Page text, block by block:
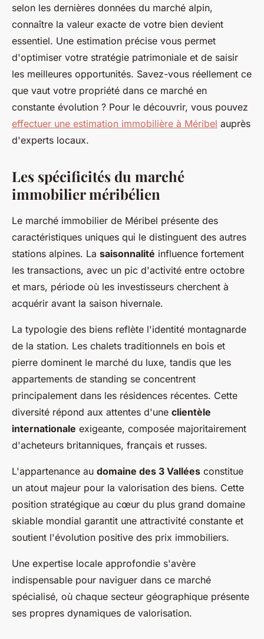
selon les dernières données du marché alpin,
connaître la valeur exacte de votre bien devient
essentiel. Une estimation précise vous permet
d'optimiser votre stratégie patrimoniale et de saisir
les meilleures opportunités. Savez-vous réellement ce
que vaut votre propriété dans ce marché en
constante évolution ? Pour le découvrir, vous pouvez
effectuer une estimation immobilière à Méribel auprès
d'experts locaux.
Les spécificités du marché
immobilier méribélien
Le marché immobilier de Méribel présente des
caractéristiques uniques qui le distinguent des autres
stations alpines. La saisonnalité influence fortement
les transactions, avec un pic d'activité entre octobre
et mars, période où les investisseurs cherchent à
acquérir avant la saison hivernale.
La typologie des biens reflète l'identité montagnarde
de la station. Les chalets traditionnels en bois et
pierre dominent le marché du luxe, tandis que les
appartements de standing se concentrent
principalement dans les résidences récentes. Cette
diversité répond aux attentes d'une clientèle
internationale exigeante, composée majoritairement
d'acheteurs britanniques, français et russes.
L'appartenance au domaine des 3 Vallées constitue
un atout majeur pour la valorisation des biens. Cette
position stratégique au cœur du plus grand domaine
skiable mondial garantit une attractivité constante et
soutient l'évolution positive des prix immobiliers.
Une expertise locale approfondie s'avère
indispensable pour naviguer dans ce marché
spécialisé, où chaque secteur géographique présente
ses propres dynamiques de valorisation.